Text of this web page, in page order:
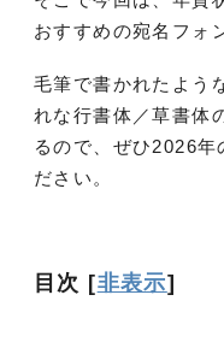
おすすめの宛名フォ
毛筆で書かれたよう
れな行書体／草書体
るので、ぜひ2026年
ださい。
目次 [非表示]